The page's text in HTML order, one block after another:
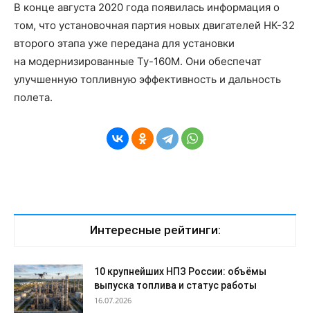
В конце августа 2020 года появилась информация о
том, что установочная партия новых двигателей НК-32
второго этапа уже передана для установки
на модернизированные Ту-160М. Они обеспечат
улучшенную топливную эффективность и дальность
полета.
Интересные рейтинги:
10 крупнейших НПЗ России: объёмы
выпуска топлива и статус работы
16.07.2026